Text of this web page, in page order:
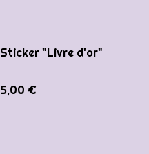
Sticker "Livre d'or"
5,00 €